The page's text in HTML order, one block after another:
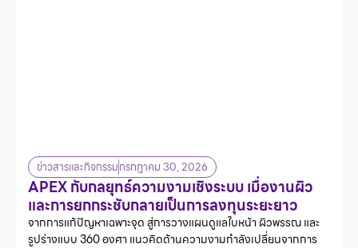
ข่าวสารและกิจกรรมกรกฎาคม 30, 2026
APEX กับกลยุทธ์ความงามเชิงระบบ เมื่องานผิว
และการยกกระชับกลายเป็นการลงทุนระยะยาว
จากการแก้ปัญหาเฉพาะจุด สู่การวางแผนดูแลใบหน้า ผิวพรรณ และ
รูปร่างแบบ 360 องศา แนวคิดด้านความงามกำลังเปลี่ยนจากการ